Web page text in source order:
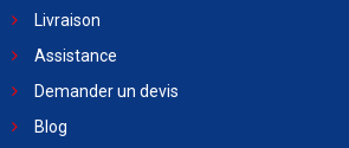
Livraison
Assistance
Demander un devis
Blog